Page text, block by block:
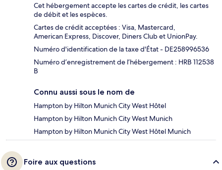
Cet hébergement accepte les cartes de crédit, les cartes
de débit et les espèces.
Cartes de crédit acceptées : Visa, Mastercard,
American Express, Discover, Diners Club et UnionPay.
Numéro d'identification de la taxe d'État - DE258996536
Numéro d’enregistrement de l’hébergement : HRB 112538
B
Connu aussi sous le nom de
Hampton by Hilton Munich City West Hôtel
Hampton by Hilton Munich City West Munich
Hampton by Hilton Munich City West Hôtel Munich
Foire aux questions